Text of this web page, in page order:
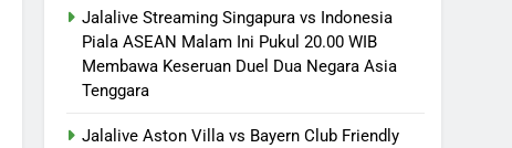
Jalalive Streaming Singapura vs Indonesia
Piala ASEAN Malam Ini Pukul 20.00 WIB
Membawa Keseruan Duel Dua Negara Asia
Tenggara
Jalalive Aston Villa vs Bayern Club Friendly